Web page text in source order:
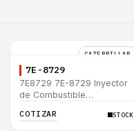
CATERPILLAR
7E-8729
7E8729 7E-8729 Inyector
de Combustible
IT12B IT14F IT14B 910E
COTIZAR STOCK